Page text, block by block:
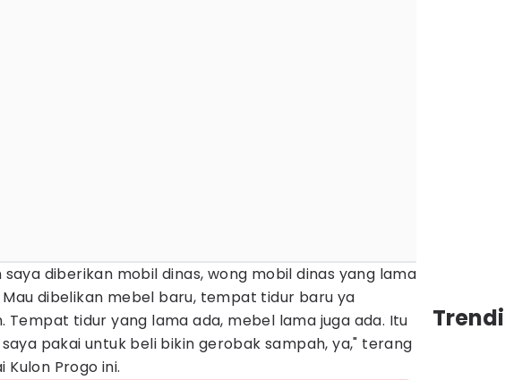
saya diberikan mobil dinas, wong mobil dinas yang lama
Mau dibelikan mebel baru, tempat tidur baru ya
Tempat tidur yang lama ada, mebel lama juga ada. Itu
pakai untuk beli bikin gerobak sampah, ya," terang
Kulon Progo ini.